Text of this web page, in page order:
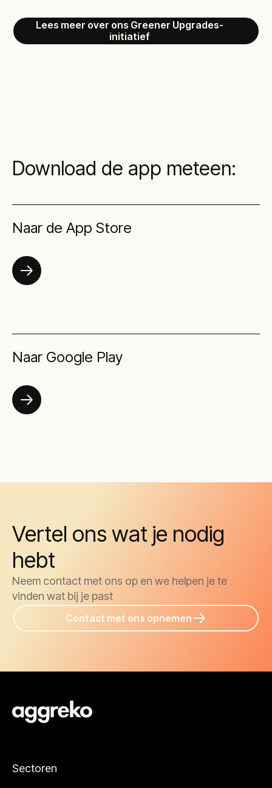
Lees meer over ons Greener Upgrades-
initiatief
Download de app meteen:
Naar de App Store
Naar Google Play
Vertel ons wat je nodig
hebt
Neem contact met ons op en we helpen je te
vinden wat bij je past
Contact met ons opnemen
Sectoren